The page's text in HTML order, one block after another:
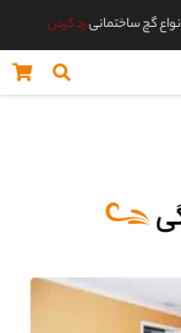
گچ ساختمانیرد کردن